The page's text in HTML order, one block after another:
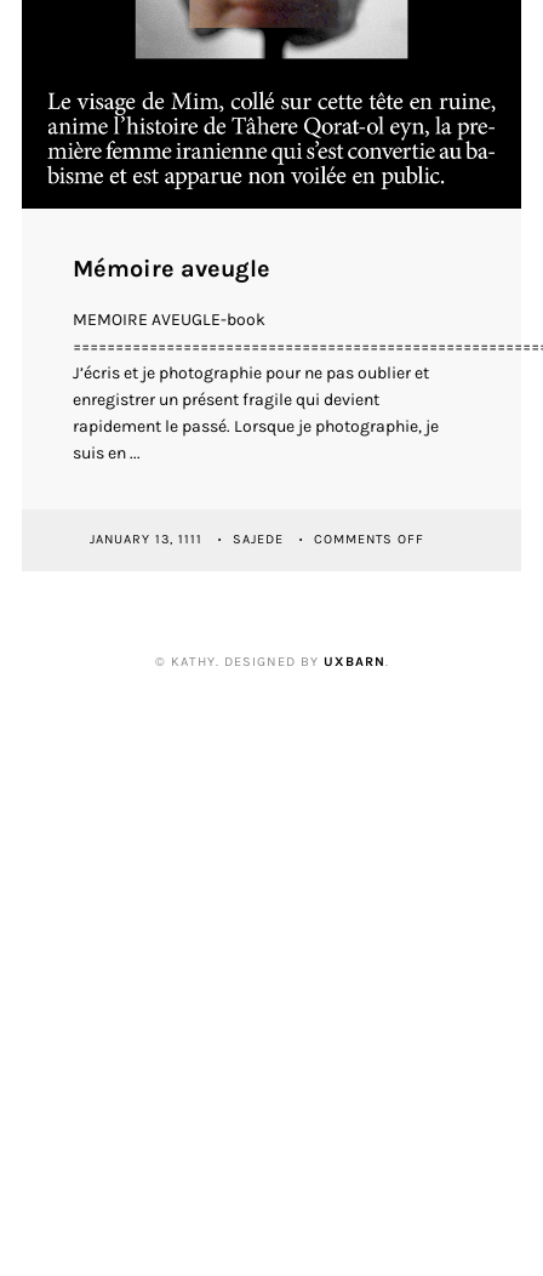
Mémoire aveugle
MEMOIRE AVEUGLE-book
J’écris et je photographie pour ne pas oublier et
enregistrer un présent fragile qui devient
rapidement le passé. Lorsque je photographie, je
suis en ...
JANUARY 13, 1111 SAJEDE COMMENTS OFFON
© KATHY. DESIGNED BY UXBARN.